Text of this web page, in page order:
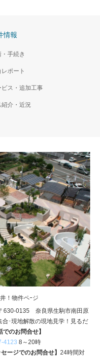
情報
手続き
ポート
ビス・追加工事
紹介・近況
！物件ペｰジ
630-0135 奈良県生駒市南田原
合･現地解散の現地見学！見るだ
でのお問合せ】
4123 8～20時
セージでのお問合せ】 24時間対